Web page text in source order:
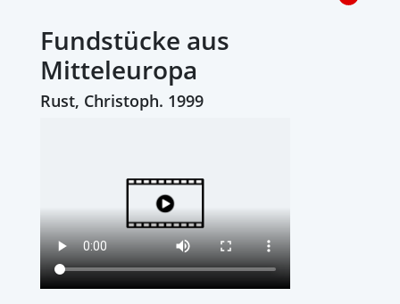
Fundstücke aus
Mitteleuropa
Rust, Christoph. 1999